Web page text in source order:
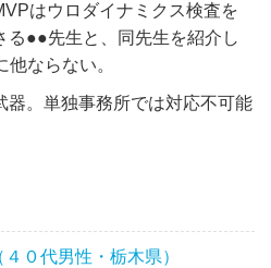
はウロダイナミクス検査を
る●●先生と、同先生を紹介し
ならない。
器。単独事務所では対応不可能
０代男性・栃木県）